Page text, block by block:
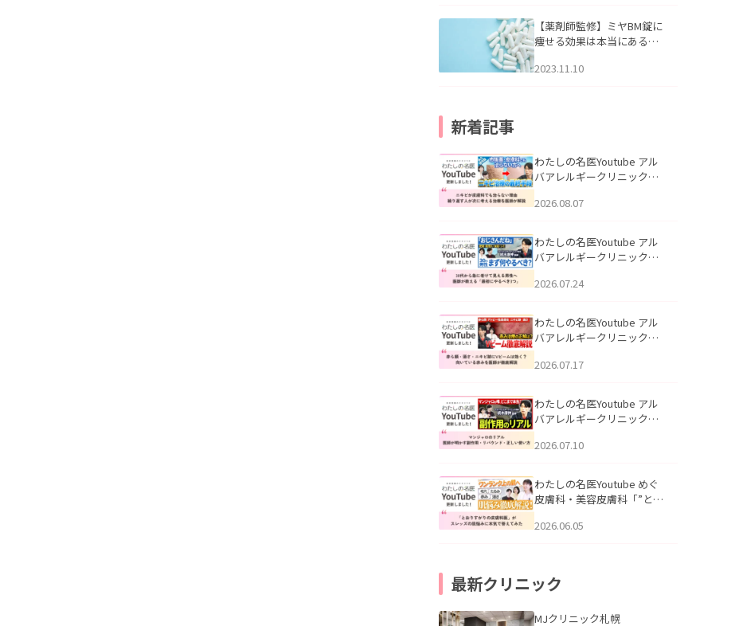
【薬剤師監修】ミヤBM錠に
痩せる効果は本当にある
2023.11.10
新着記事
わたしの名医Youtube アル
バアレルギークリニック札
らない理由｜繰り返す人が
説」を公開いたしました。
2026.08.07
わたしの名医Youtube アル
バアレルギークリニック札
える男性へ｜医師が教える
公開いたしました。
2026.07.24
わたしの名医Youtube アル
バアレルギークリニック札
跡にVビームは効く？向いて
説」を公開いたしました。
2026.07.17
わたしの名医Youtube アル
バアレルギークリニック札
医師が明かす副作用・リバ
公開いたしました。
2026.07.10
わたしの名医Youtube めぐ
皮膚科・美容皮膚科「”とお
ッズの肌悩みに本気で答え
2026.06.05
最新クリニック
MJクリニック札幌